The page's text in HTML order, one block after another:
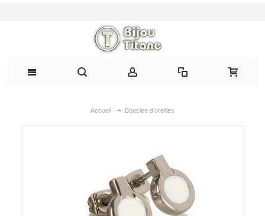
Accueil Boucles d'oreilles